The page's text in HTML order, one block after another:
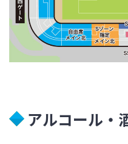
アルコール・